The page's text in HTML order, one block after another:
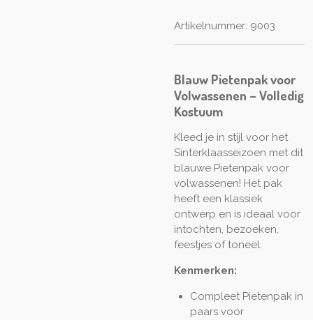
Artikelnummer: 9003
Blauw Pietenpak voor
Volwassenen – Volledig
Kostuum
Kleed je in stijl voor het
Sinterklaasseizoen met dit
blauwe Pietenpak voor
volwassenen! Het pak
heeft een klassiek
ontwerp en is ideaal voor
intochten, bezoeken,
feestjes of toneel.
Kenmerken:
Compleet Pietenpak in
paars voor